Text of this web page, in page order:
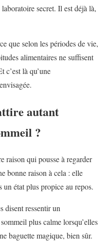
secret. Il est déjà là,
que selon les périodes de vie,
alimentaires ne suffisent
c’est là qu’une
autant
?
raison qui pousse à regarder
bonne raison à cela : elle
un état plus propice au repos.
disent ressentir un
plus calme lorsqu’elles
baguette magique, bien sûr.